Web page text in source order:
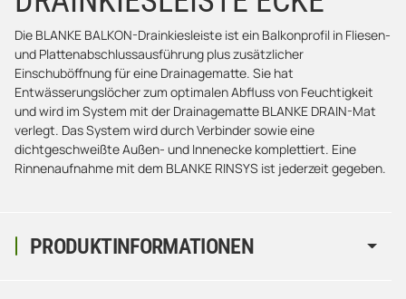
PRODUKTINFORMATIONEN
Die BLANKE BALKON-Drainkiesleiste ist ein Balkonprofil in Fliesen-
und Plattenabschlussausführung plus zusätzlicher
Einschuböffnung für eine Drainagematte. Sie hat
Entwässerungslöcher zum optimalen Abfluss von Feuchtigkeit
und wird im System mit der Drainagematte BLANKE DRAIN-Mat
verlegt. Das System wird durch Verbinder sowie eine
dichtgeschweißte Außen- und Innenecke komplettiert. Eine
Rinnenaufnahme mit dem BLANKE RINSYS ist jederzeit gegeben.